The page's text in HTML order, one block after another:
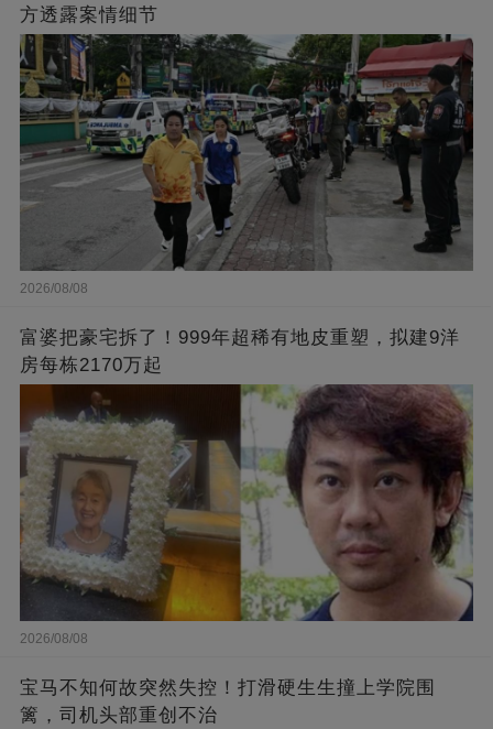
方透露案情细节
2026/08/08
富婆把豪宅拆了！999年超稀有地皮重塑，拟建9洋
房每栋2170万起
2026/08/08
宝马不知何故突然失控！打滑硬生生撞上学院围
篱，司机头部重创不治